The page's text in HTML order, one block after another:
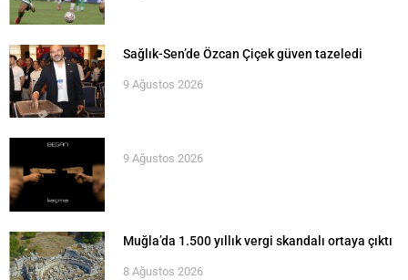
Sağlık-Sen’de Özcan Çiçek güven tazeledi
9 Ağustos 2026
9 Ağustos 2026
Muğla’da 1.500 yıllık vergi skandalı ortaya çıktı
8 Ağustos 2026